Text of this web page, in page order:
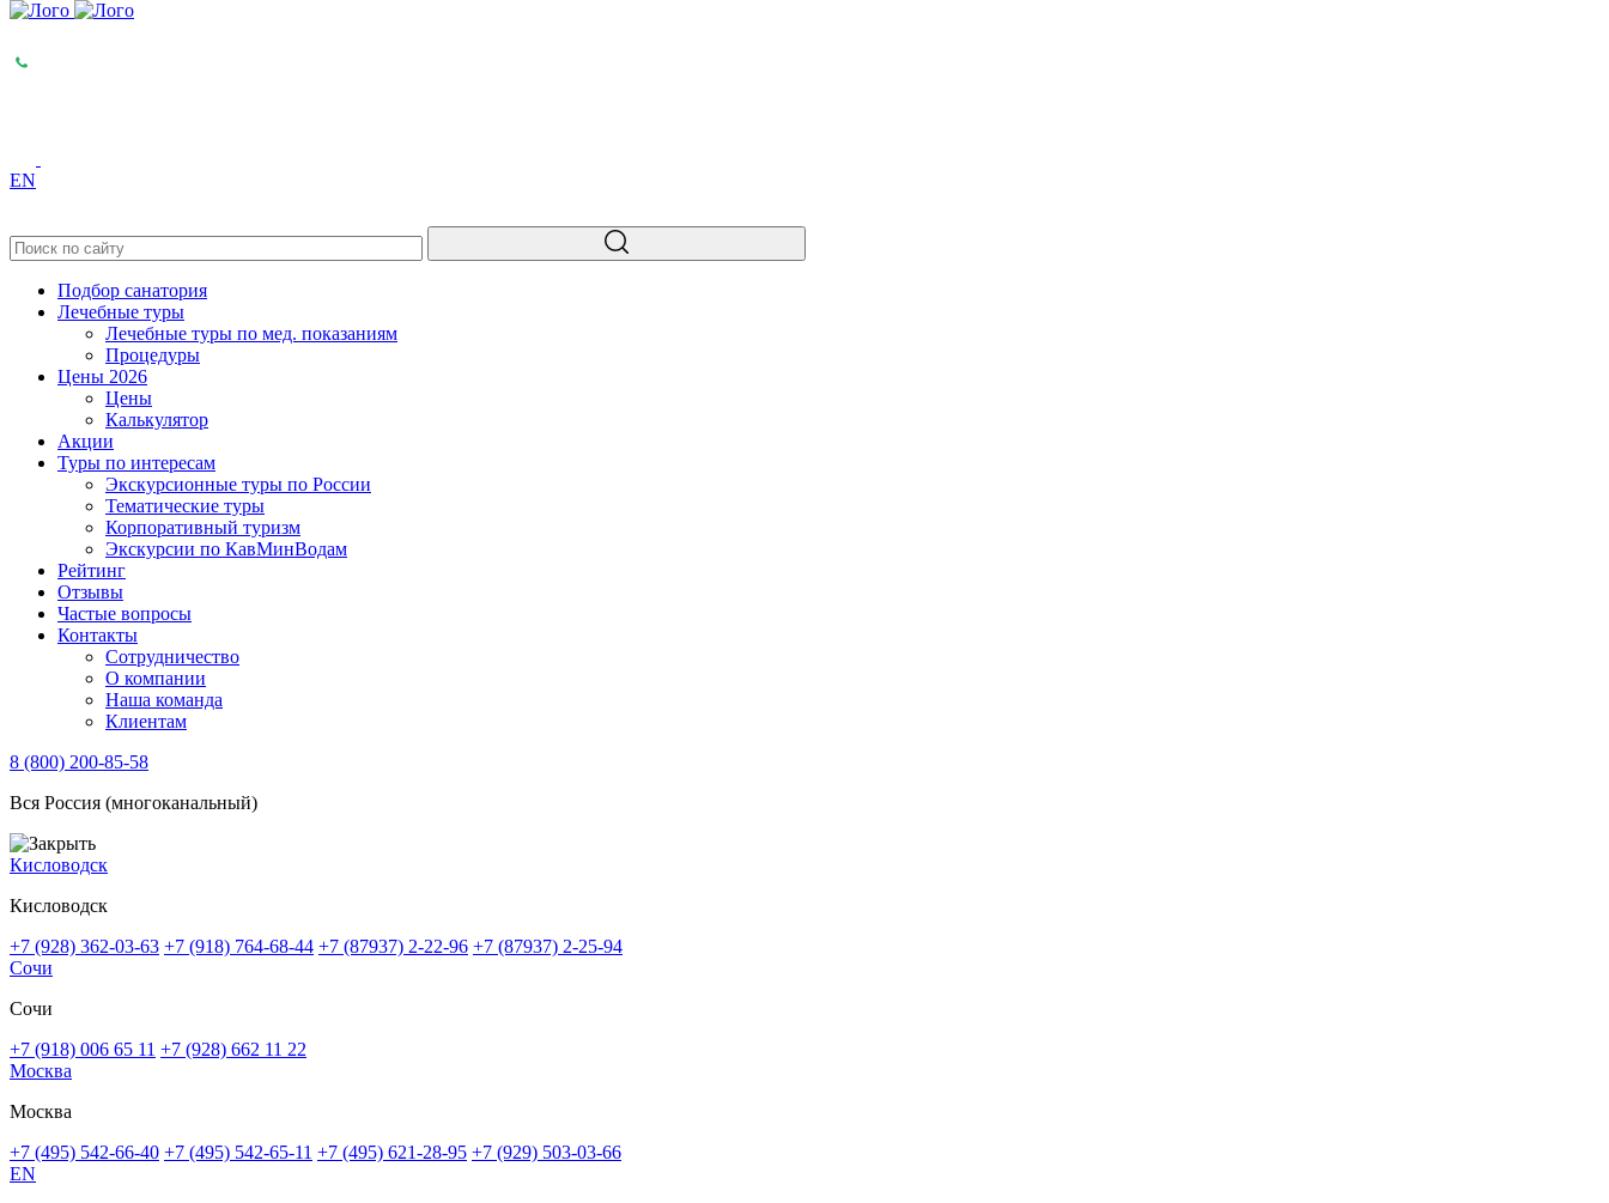
EN
Подбор санатория
Лечебные туры
Лечебные туры по мед. показаниям
Процедуры
Цены 2026
Цены
Калькулятор
Акции
Туры по интересам
Экскурсионные туры по России
Тематические туры
Корпоративный туризм
Экскурсии по КавМинВодам
Рейтинг
Отзывы
Частые вопросы
Контакты
Сотрудничество
О компании
Наша команда
Клиентам
8 (800) 200-85-58
Вся Россия (многоканальный)
Кисловодск
Кисловодск
+7 (928) 362-03-63 +7 (918) 764-68-44 +7 (87937) 2-22-96 +7 (87937) 2-25-94
Сочи
Сочи
+7 (918) 006 65 11 +7 (928) 662 11 22
Москва
Москва
+7 (495) 542-66-40 +7 (495) 542-65-11 +7 (495) 621-28-95 +7 (929) 503-03-66
EN